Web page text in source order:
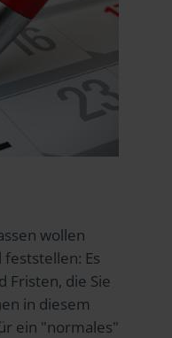
wollen
Es
Fristen, die Sie
in diesem
ein "normales"